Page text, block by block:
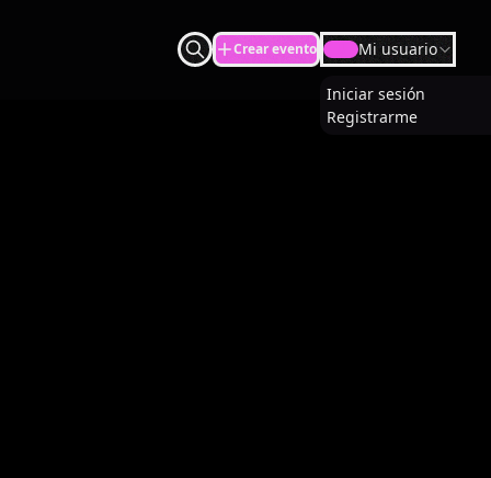
Crear evento Mi usuario
Iniciar sesión
Registrarme